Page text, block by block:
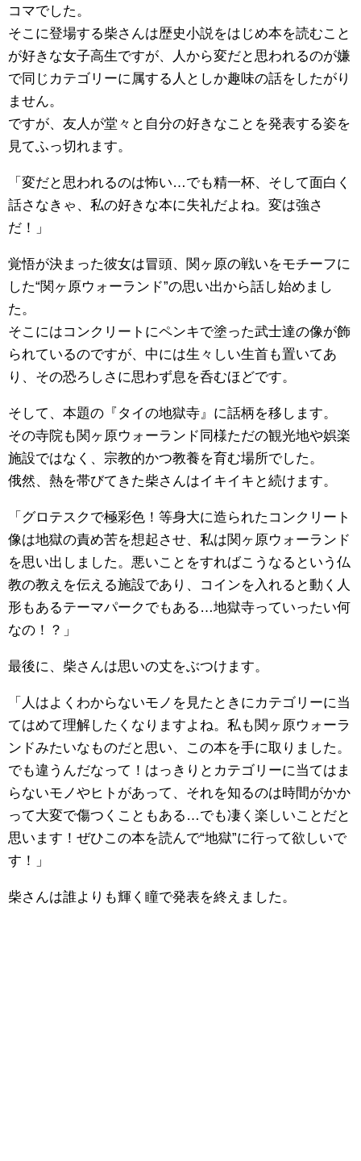
コマでした。
そこに登場する柴さんは歴史小説をはじめ本を読むこと
が好きな女子高生ですが、人から変だと思われるのが嫌
で同じカテゴリーに属する人としか趣味の話をしたがり
ません。
ですが、友人が堂々と自分の好きなことを発表する姿を
見てふっ切れます。
「変だと思われるのは怖い…でも精一杯、そして面白く
話さなきゃ、私の好きな本に失礼だよね。変は強さ
だ！」
覚悟が決まった彼女は冒頭、関ヶ原の戦いをモチーフに
した“関ヶ原ウォーランド”の思い出から話し始めまし
た。
そこにはコンクリートにペンキで塗った武士達の像が飾
られているのですが、中には生々しい生首も置いてあ
り、その恐ろしさに思わず息を呑むほどです。
そして、本題の『タイの地獄寺』に話柄を移します。
その寺院も関ヶ原ウォーランド同様ただの観光地や娯楽
施設ではなく、宗教的かつ教養を育む場所でした。
俄然、熱を帯びてきた柴さんはイキイキと続けます。
「グロテスクで極彩色！等身大に造られたコンクリート
像は地獄の責め苦を想起させ、私は関ヶ原ウォーランド
を思い出しました。悪いことをすればこうなるという仏
教の教えを伝える施設であり、コインを入れると動く人
形もあるテーマパークでもある…地獄寺っていったい何
なの！？」
最後に、柴さんは思いの丈をぶつけます。
「人はよくわからないモノを見たときにカテゴリーに当
てはめて理解したくなりますよね。私も関ヶ原ウォーラ
ンドみたいなものだと思い、この本を手に取りました。
でも違うんだなって！はっきりとカテゴリーに当てはま
らないモノやヒトがあって、それを知るのは時間がかか
って大変で傷つくこともある…でも凄く楽しいことだと
思います！ぜひこの本を読んで“地獄”に行って欲しいで
す！」
柴さんは誰よりも輝く瞳で発表を終えました。